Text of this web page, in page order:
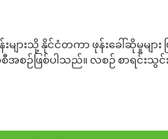
းများသို့ နိုင်ငံတကာ ဖုန်းခေါ်ဆိုမှု
ဉ်ဖြစ်ပါသည်။ လစဉ် စာရင်းသွ